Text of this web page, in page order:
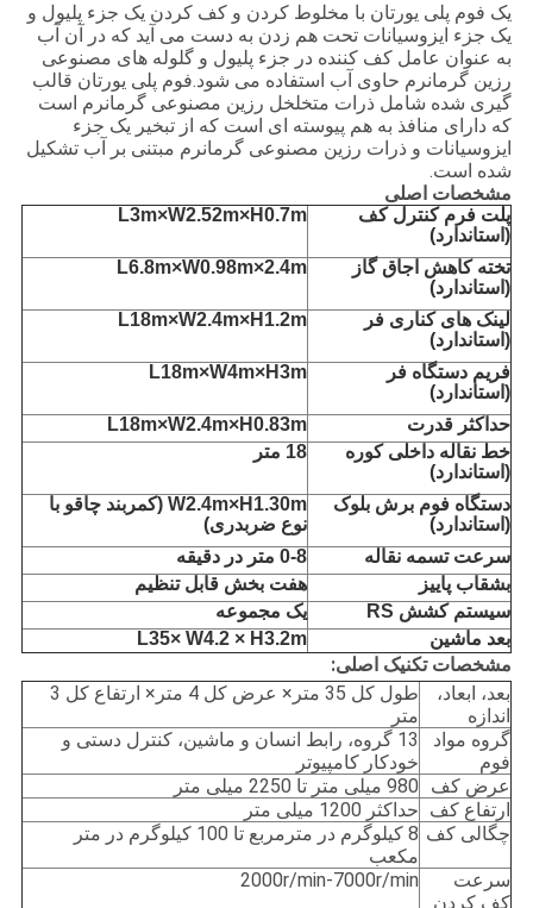
یک فوم پلی یورتان با مخلوط کردن و کف کردن یک جزء پلیول و
یک جزء ایزوسیانات تحت هم زدن به دست می آید که در آن آب
به عنوان عامل کف کننده در جزء پلیول و گلوله های مصنوعی
رزین گرمانرم حاوی آب استفاده می شود.فوم پلی یورتان قالب
گیری شده شامل ذرات متخلخل رزین مصنوعی گرمانرم است
که دارای منافذ به هم پیوسته ای است که از تبخیر یک جزء
ایزوسیانات و ذرات رزین مصنوعی گرمانرم مبتنی بر آب تشکیل
شده است.
مشخصات اصلی
پلت فرم کنترل کف
(استاندارد)
L3m×W2.52m×H0.7m
تخته کاهش اجاق گاز
(استاندارد)
L6.8m×W0.98m×2.4m
لینک های کناری فر
(استاندارد)
L18m×W2.4m×H1.2m
فریم دستگاه فر
(استاندارد)
L18m×W4m×H3m
حداکثر قدرت
L18m×W2.4m×H0.83m
خط نقاله داخلی کوره
(استاندارد)
18 متر
دستگاه فوم برش بلوک
(استاندارد)
W2.4m×H1.30m (کمربند چاقو با
نوع ضربدری)
سرعت تسمه نقاله
0-8 متر در دقیقه
بشقاب پاییز
هفت بخش قابل تنظیم
سیستم کشش RS
یک مجموعه
بعد ماشین
L35× W4.2 × H3.2m
مشخصات تکنیک اصلی:
بعد، ابعاد،
اندازه
طول کل 35 متر× عرض کل 4 متر× ارتفاع کل 3
متر
گروه مواد
فوم
13 گروه، رابط انسان و ماشین، کنترل دستی و
خودکار کامپیوتر
عرض کف
980 میلی متر تا 2250 میلی متر
ارتفاع کف حداکثر 1200 میلی متر
چگالی کف
8 کیلوگرم در مترمربع تا 100 کیلوگرم در متر
مکعب
سرعت
کف کردن
2000r/min-7000r/min